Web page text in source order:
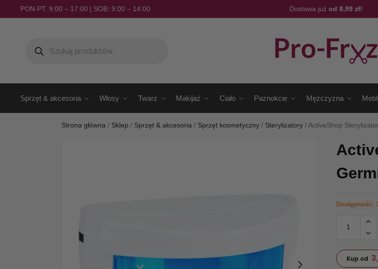
PON-PT: 9:00 – 17:00 | SOB: 9:00 – 14:00 Dostawa już od 8,99 zł!
Sprzęt & akcesoria Włosy Twarz Makijaż Ciało Paznokcie Mężczyzna
Strona główna / Sklep / Sprzęt & akcesoria / Sprzęt kosmetyczny / Sterylizatory /ActiveShop
Dostępność:
Kup od